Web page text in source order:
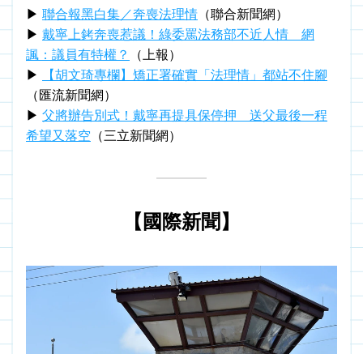
▶ 聯合報黑白集／奔喪法理情 （聯合新聞網）
▶ 戴寧上銬奔喪惹議！綠委罵法務部不近人情　網
諷：議員有特權？
（上報）
▶
【胡文琦專欄】矯正署確實「法理情」都站不住腳
（匯流新聞網）
▶ 父將辦告別式！戴寧再提具保停押　送父最後一程
希望又落空 （三立新聞網）
【國際新聞】